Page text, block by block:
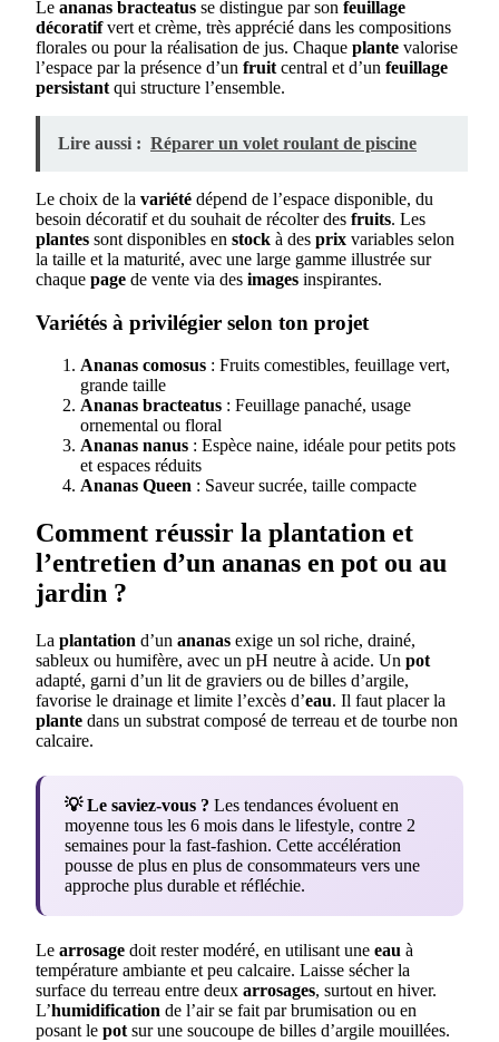
Le ananas bracteatus se distingue par son feuillage
décoratifvert et crème, très apprécié dans les compositions
florales ou pour la réalisation de jus. Chaque plante valorise
l’espace par la présence d’un fruit central et d’un feuillage
persistant qui structure l’ensemble.
Lire aussi : Réparer un volet roulant de piscine
Le choix de la variété dépend de l’espace disponible, du
besoin décoratif et du souhait de récolter des fruits. Les
plantes sont disponibles en stock à des prix variables selon
la taille et la maturité, avec une large gamme illustrée sur
chaque page de vente via des images inspirantes.
Variétés à privilégier selon ton projet
Ananas comosus : Fruits comestibles, feuillage vert,
grande taille
Ananas bracteatus : Feuillage panaché, usage
ornemental ou floral
Ananas nanus : Espèce naine, idéale pour petits pots
et espaces réduits
Ananas Queen : Saveur sucrée, taille compacte
Comment réussir la plantation et
l’entretien d’un ananas en pot ou au
jardin ?
La plantation d’un ananas exige un sol riche, drainé,
sableux ou humifère, avec un pH neutre à acide. Un pot
adapté, garni d’un lit de graviers ou de billes d’argile,
favorise le drainage et limite l’excès d’eau. Il faut placer la
plante dans un substrat composé de terreau et de tourbe non
calcaire.
💡 Le saviez-vous ? Les tendances évoluent en
moyenne tous les 6 mois dans le lifestyle, contre 2
semaines pour la fast-fashion. Cette accélération
pousse de plus en plus de consommateurs vers une
approche plus durable et réfléchie.
Le arrosage doit rester modéré, en utilisant une eau à
température ambiante et peu calcaire. Laisse sécher la
surface du terreau entre deux arrosages, surtout en hiver.
L’humidification de l’air se fait par brumisation ou en
posant le pot sur une soucoupe de billes d’argile mouillées.